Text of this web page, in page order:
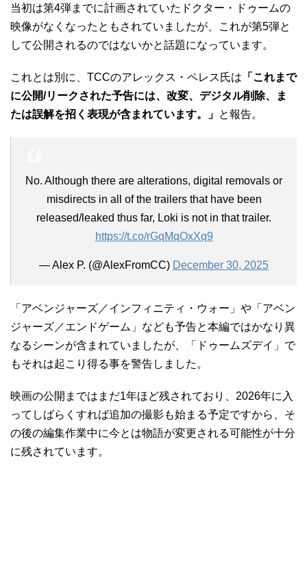
当初は第4弾までに計画されていたドクター・ドゥームの
映像がなくなったともされていましたが、これが第5弾と
して公開されるのではないかと話題になっています。
これとは別に、TCCのアレックス・ペレス氏は 「これまで
に公開/リークされた予告には、改変、デジタル削除、ま
たは誤解を招く表現が含まれています。」
と報告。
No. Although there are alterations, digital removals or
misdirects in all of the trailers that have been
released/leaked thus far, Loki is not in that trailer.
https://t.co/rGqMqOxXq9
— Alex P. (@AlexFromCC) December 30, 2025
「アベンジャーズ／インフィニティ・ウォー」や「アベン
ジャーズ／エンドゲーム」なども予告と本編ではかなり異
なるシーンが含まれていましたが、「ドゥームズデイ」で
もそれは起こり得る事を警告しました。
映画の公開まではまだ1年ほど残されており、2026年に入
ってしばらくすれば追加の撮影も始まる予定ですから、そ
の後の編集作業中に今とは物語が変更される可能性が十分
に残されています。